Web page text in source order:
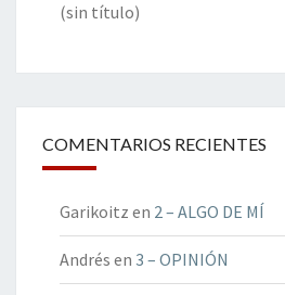
(sin título)
COMENTARIOS RECIENTES
Garikoitz en 2 – ALGO DE MÍ
Andrés en 3 – OPINIÓN